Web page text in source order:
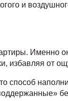
и
Именно
избавляя от